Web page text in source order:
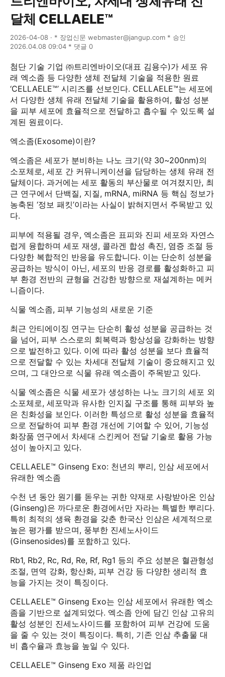
달체 CELLAELE™
2026-04-08 · * 장업신문 webmaster@jangup.com * 승인
2026.04.08 09:04 * 댓글 0
첨단 기술 기업 ㈜트리엔바이오(대표 김용수)가 세포 유
래 엑소좀 등 다양한 생체 전달체 기술을 적용한 원료
‘CELLAELE™’ 시리즈를 선보인다. CELLAELE™는 세포에
서 다양한 생체 유래 전달체 기술을 활용하여, 활성 성분
을 피부 세포에 효율적으로 전달하고 흡수될 수 있도록 설
계된 원료이다.
엑소좀(Exosome)이란?
엑소좀은 세포가 분비하는 나노 크기(약 30~200nm)의
소포체로, 세포 간 커뮤니케이션을 담당하는 생체 유래 전
달체이다. 과거에는 세포 활동의 부산물로 여겨졌지만, 최
근 연구에서 단백질, 지질, mRNA, miRNA 등 핵심 정보가
농축된 ‘정보 패킷’이라는 사실이 밝혀지면서 주목받고 있
다.
피부에 적용될 경우, 엑소좀은 표피와 진피 세포와 자연스
럽게 융합하며 세포 재생, 콜라겐 합성 촉진, 염증 조절 등
다양한 복합적인 반응을 유도합니다. 이는 단순히 성분을
공급하는 방식이 아닌, 세포의 반응 경로를 활성화하고 피
부 환경 전반의 균형을 건강한 방향으로 재설계하는 메커
니즘이다.
식물 엑소좀, 피부 기능성의 새로운 기준
최근 안티에이징 연구는 단순히 활성 성분을 공급하는 것
을 넘어, 피부 스스로의 회복력과 항상성을 강화하는 방향
으로 발전하고 있다. 이에 따라 활성 성분을 보다 효율적
으로 전달할 수 있는 차세대 전달체 기술이 중요해지고 있
으며, 그 대안으로 식물 유래 엑소좀이 주목받고 있다.
식물 엑소좀은 식물 세포가 생성하는 나노 크기의 세포 외
소포체로, 세포막과 유사한 인지질 구조를 통해 피부와 높
은 친화성을 보인다. 이러한 특성으로 활성 성분을 효율적
으로 전달하여 피부 환경 개선에 기여할 수 있어, 기능성
화장품 연구에서 차세대 스킨케어 전달 기술로 활용 가능
성이 높아지고 있다.
CELLAELE™ Ginseng Exo: 천년의 뿌리, 인삼 세포에서
유래한 엑소좀
수천 년 동안 원기를 돋우는 귀한 약재로 사랑받아온 인삼
(Ginseng)은 까다로운 환경에서만 자라는 특별한 뿌리다.
특히 최적의 생육 환경을 갖춘 한국산 인삼은 세계적으로
높은 평가를 받으며, 풍부한 진세노사이드
(Ginsenosides)를 포함하고 있다.
Rb1, Rb2, Rc, Rd, Re, Rf, Rg1 등의 주요 성분은 혈관형성
조절, 면역 강화, 항산화, 피부 건강 등 다양한 생리적 효
능을 가지는 것이 특징이다.
CELLAELE™ Ginseng Exo는 인삼 세포에서 유래한 엑소
좀을 기반으로 설계되었다. 엑소좀 안에 담긴 인삼 고유의
활성 성분인 진세노사이드를 포함하여 피부 건강에 도움
을 줄 수 있는 것이 특징이다. 특히, 기존 인삼 추출물 대
비 흡수율과 효능을 높일 수 있다.
CELLAELE™ Ginseng Exo 제품 라인업